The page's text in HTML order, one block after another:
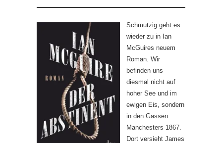
Schmutzig geht es
wieder zu in Ian
McGuires neuem
Roman. Wir
befinden uns
diesmal nicht auf
hoher See und im
ewigen Eis, sondern
in den Gassen
Manchesters 1867.
Dort versieht James